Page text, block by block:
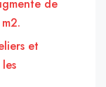
de
et